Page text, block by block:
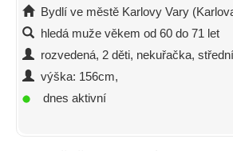
Bydlí ve městě Karlovy Vary
hledá muže věkem od 60 do 71 let
rozvedená, 2 děti, nekuřačka,
výška: 156cm,
dnes aktivní